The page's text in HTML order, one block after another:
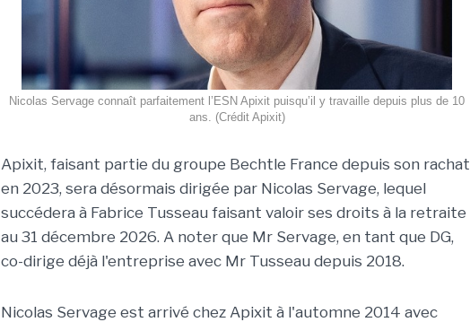
Nicolas Servage connaît parfaitement l’ESN Apixit puisqu’il y travaille depuis plus de 10
ans. (Crédit Apixit)
Apixit, faisant partie du groupe Bechtle France depuis son rachat
en 2023, sera désormais dirigée par Nicolas Servage, lequel
succédera à Fabrice Tusseau faisant valoir ses droits à la retraite
au 31 décembre 2026. A noter que Mr Servage, en tant que DG,
co-dirige déjà l'entreprise avec Mr Tusseau depuis 2018.
Nicolas Servage est arrivé chez Apixit à l'automne 2014 avec